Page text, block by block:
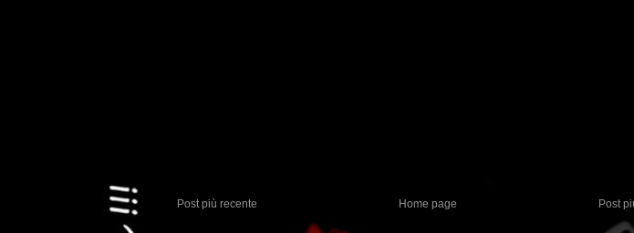
Post più recente Post
Home page